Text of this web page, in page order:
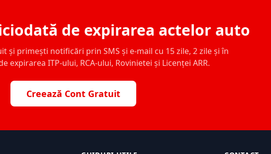
de expirarea actelor auto
și primești notificări prin SMS și e-mail cu 15 zile, 2 zile și în
expirarea ITP-ului, RCA-ului, Rovinietei și Licenței ARR.
Creează Cont Gratuit